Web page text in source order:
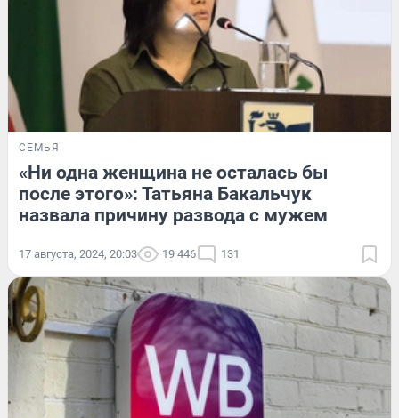
СЕМЬЯ
«Ни одна женщина не осталась бы
после этого»: Татьяна Бакальчук
назвала причину развода с мужем
17 августа, 2024, 20:03 19 446 131